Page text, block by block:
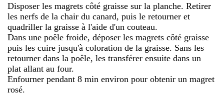
Disposer les magrets côté graisse sur la planche. Retirer
les nerfs de la chair du canard, puis le retourner et
quadriller la graisse à l'aide d'un couteau.
Dans une poêle froide, déposer les magrets côté graisse
puis les cuire jusqu'à coloration de la graisse. Sans les
retourner dans la poêle, les transférer ensuite dans un
plat allant au four.
Enfourner pendant 8 min environ pour obtenir un magret
rosé.